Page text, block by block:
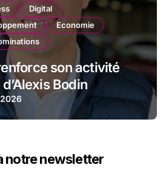
Digital
Economie
son activité
Bodin
notre newsletter